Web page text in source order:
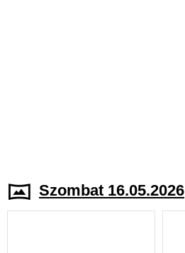
Szombat 16.05.2026